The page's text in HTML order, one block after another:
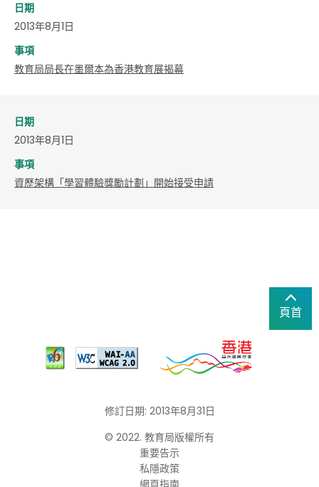
日期
2013年8月1日
事項
教育局局長在墨爾本為香港教育展揭幕
日期
2013年8月1日
事項
資歷架構「學習體驗獎勵計劃」開始接受申請
頁首
修訂日期: 2013年8月31日
© 2022. 教育局版權所有
重要告示
私隱政策